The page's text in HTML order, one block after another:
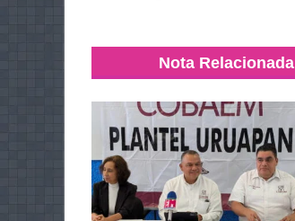
Nota Relacionada